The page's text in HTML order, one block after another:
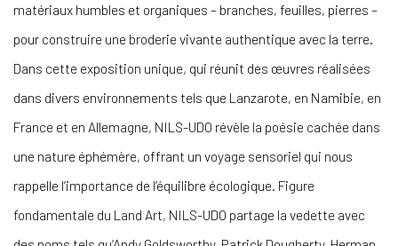
matériaux humbles et organiques – branches, feuilles, pierres –
pour construire une broderie vivante authentique avec la terre.
Dans cette exposition unique, qui réunit des œuvres réalisées
dans divers environnements tels que Lanzarote, en Namibie, en
France et en Allemagne, NILS-UDO révèle la poésie cachée dans
une nature éphémère, offrant un voyage sensoriel qui nous
rappelle l’importance de l’équilibre écologique. Figure
fondamentale du Land Art, NILS-UDO partage la vedette avec